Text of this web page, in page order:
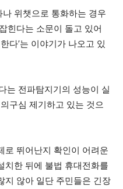
위챗으로 통화하는 경우
힌다는 소문이 돌고 있어
다’는 이야기가 나오고 있
는 전파탐지기의 성능이 실
구심 제기하고 있는 것으
로 뛰어난지 확인이 어려운
치한 뒤에 불법 휴대전화를
지 않아 일단 주민들은 긴장